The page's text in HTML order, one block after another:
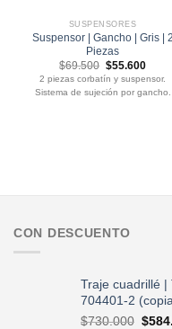
SUSPENSORES
Suspensor | Gancho | Gris | 2
Piezas
$69.500 El
precio
original
era:
$55.600El
precio
actual
es:
2 piezas corbatín y suspensor.
Sistema de sujeción por gancho.
CON DESCUENTO
Traje cuadrillé |
704401-2
$730.000 El
$